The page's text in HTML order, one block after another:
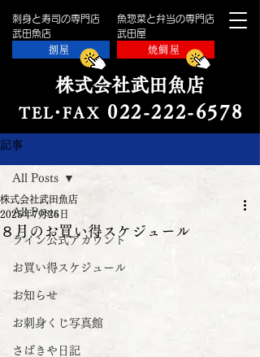
刺身と寿司の専門店
​武田魚店
魚惣菜と弁当の専門店
​武田屋
捌屋
焼鯛屋
株式会社武田魚店
TEL・ FAX 022-222-6578
記事
All Posts
ライン公式アカウント
お買い得スケジュール
お知らせ
お刺身くじ写真館
さばきや日記
All Posts
８月のお買い得スケジュール
株式会社武田魚店
2025年7月26日